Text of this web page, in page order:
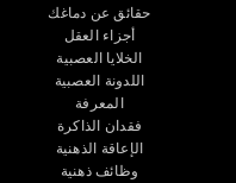
حقائق عن دماغك
أجزاء العقل
الخلايا العصبية
اللدونة العصبية
المعرفة
فقدان الذاكرة
الإعاقة الذهنية
وظائف ذهنية